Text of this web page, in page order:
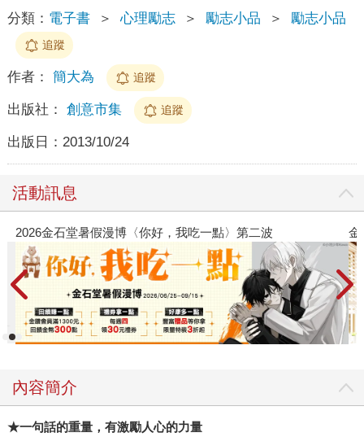
分類： 電子書 ＞ 心理勵志 ＞ 勵志小品 ＞ 勵志小品
追蹤
作者： 簡大為 追蹤
出版社： 創意市集 追蹤
出版日： 2013/10/24
活動訊息
金石堂2026海外優惠：電子書
內容簡介
★一句話的重量，有激勵人心的力量